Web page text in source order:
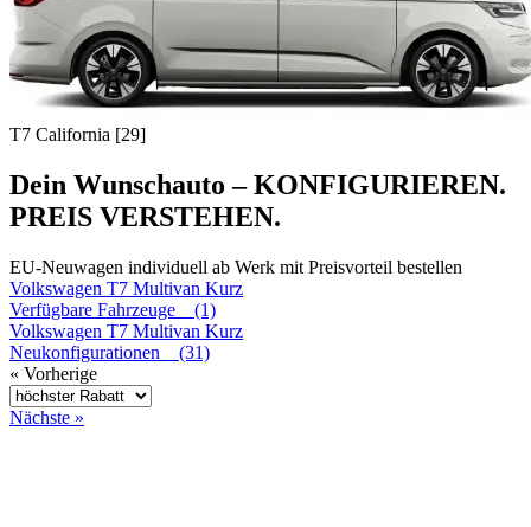
T7 California [29]
Dein Wunschauto – KONFIGURIEREN.
PREIS VERSTEHEN.
EU-Neuwagen individuell ab Werk mit Preisvorteil bestellen
Volkswagen T7 Multivan Kurz
Verfügbare Fahrzeuge (1)
Volkswagen T7 Multivan Kurz
Neukonfigurationen (31)
« Vorherige
Nächste »